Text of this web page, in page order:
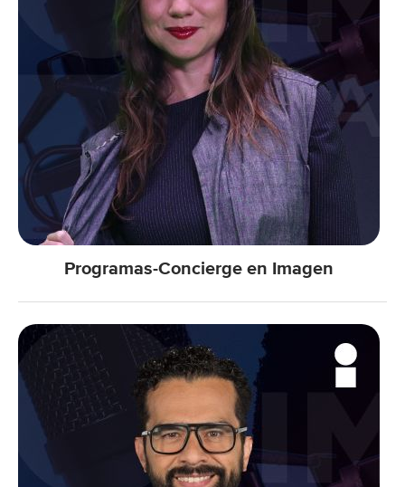
Programas-Concierge en Imagen